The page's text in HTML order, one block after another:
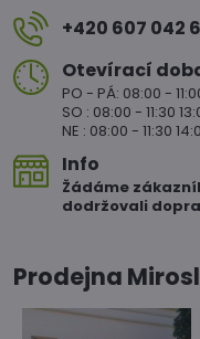
+420 607 042
Otevírací
PO - PÁ: 08:00 -
SO : 08:00 - 11:30
NE : 08:00 - 11:30
Info
Žádáme
dodržovali
Prodejna